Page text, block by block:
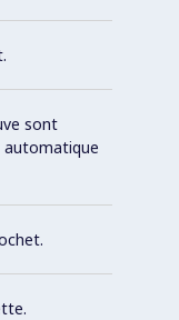
sont
automatique